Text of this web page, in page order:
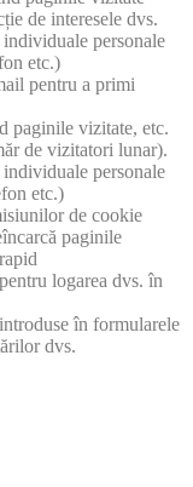
de interesele dvs.
personale
etc.)
pentru a primi
paginile vizitate, etc.
de vizitatori lunar).
personale
etc.)
de cookie
paginile
logarea dvs. în
în formularele
dvs.